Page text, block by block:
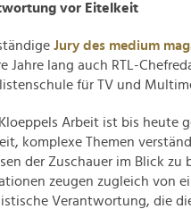
vor Eitelkeit
Jury des medium
Jahre lang auch RTL-
für TV und
Arbeit ist bis heute
komplexe Themen
der Zuschauer im Blick zu
zeugen zugleich von
Verantwortung, die